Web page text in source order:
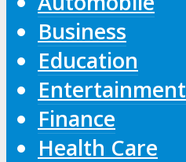
Business
Education
Entertainment
Finance
Health Care